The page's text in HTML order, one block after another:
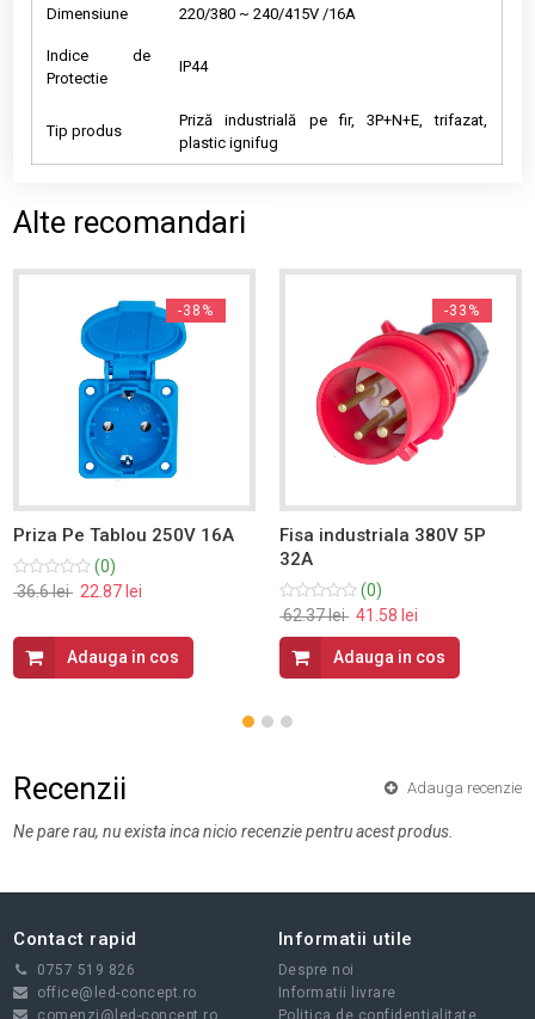
Dimensiune 220/380 ~ 240/415V /16A
Indice de
Protectie
IP44
Tip produs
Priză industrială pe fir, 3P+N+E, trifazat,
plastic ignifug
Alte recomandari
-38%
Priza Pe Tablou 250V 16A
(0)
36.6 lei 22.87 lei
Adauga in cos
-33%
Fisa industriala 380V 5P
32A
(0)
62.37 lei 41.58 lei
Adauga in cos
Recenzii Adauga recenzie
Ne pare rau, nu exista inca nicio recenzie pentru acest produs.
Contact rapid
0757 519 826
office@led-concept.ro
comenzi@led-concept.ro
Informatii utile
Despre noi
Informatii livrare
Politica de confidentialitate